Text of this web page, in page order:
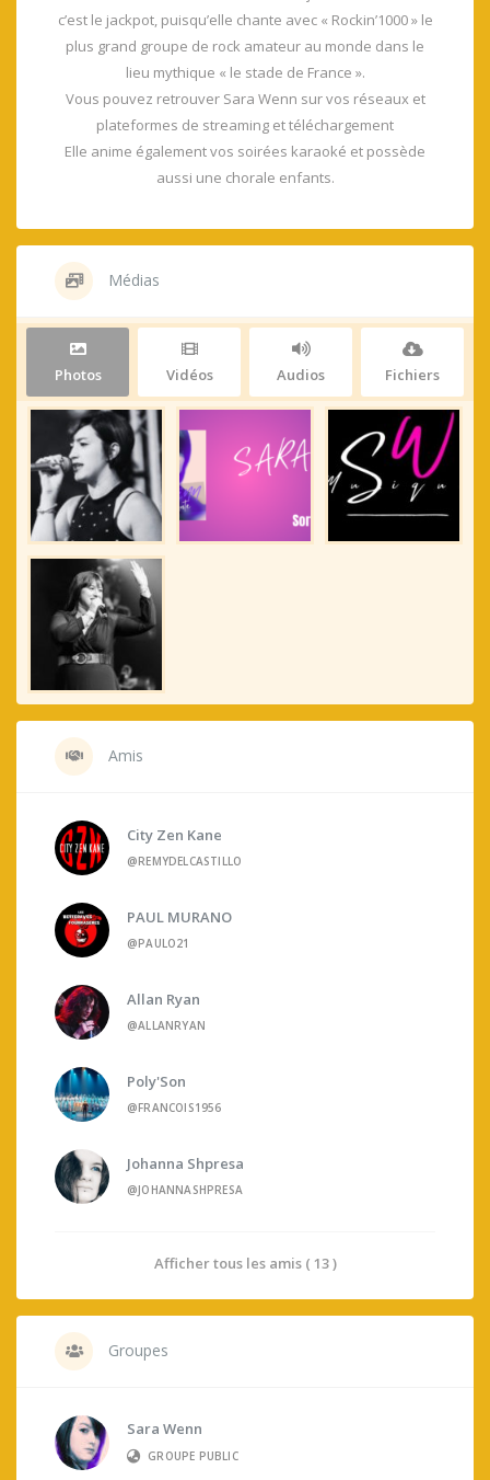
c’est le jackpot, puisqu’elle chante avec « Rockin’1000 » le
plus grand groupe de rock amateur au monde dans le
lieu mythique « le stade de France ».
Vous pouvez retrouver Sara Wenn sur vos réseaux et
plateformes de streaming et téléchargement
Elle anime également vos soirées karaoké et possède
aussi une chorale enfants.
Médias
Photos Vidéos Audios Fichiers
Amis
City Zen Kane
@REMYDELCASTILLO
PAUL MURANO
@PAULO21
Allan Ryan
@ALLANRYAN
Poly'Son
@FRANCOIS1956
Johanna Shpresa
@JOHANNASHPRESA
Afficher tous les amis ( 13 )
Groupes
Sara Wenn
GROUPE PUBLIC